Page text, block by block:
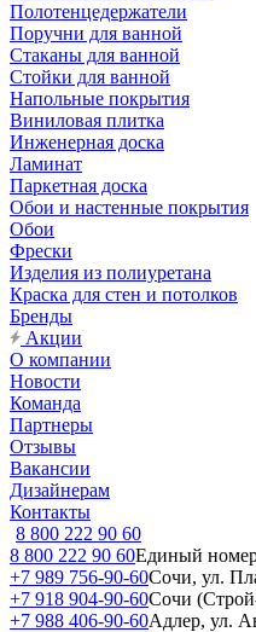
Полотенцедержатели
Поручни для ванной
Стаканы для ванной
Стойки для ванной
Напольные покрытия
Виниловая плитка
Инженерная доска
Ламинат
Паркетная доска
Обои и настенные покрытия
Обои
Фрески
Изделия из полиуретана
Краска для стен и потолков
Бренды
Акции
О компании
Новости
Команда
Партнеры
Отзывы
Вакансии
Дизайнерам
Контакты
8 800 222 90 60
8 800 222 90 60Единый
+7 989 756-90-60Сочи, ул.
+7 918 904-90-60Сочи
+7 988 406-90-60Адлер, ул.